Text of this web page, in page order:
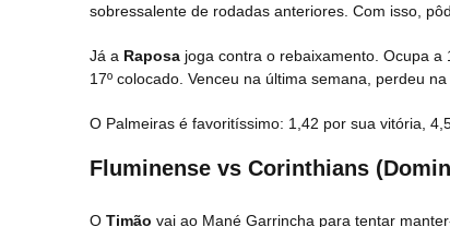
sobressalente de rodadas anteriores. Com isso,
Já a Raposa joga contra o rebaixamento. Ocupa
17º colocado. Venceu na última semana, perdeu na
O Palmeiras é favoritíssimo: 1,42 por sua vitória,
Fluminense vs Corinthians
O Timão vai ao Mané Garrincha para tentar